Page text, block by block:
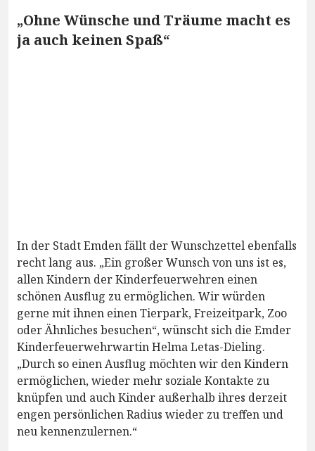
„Ohne Wünsche und Träume macht es
ja auch keinen Spaß“
In der Stadt Emden fällt der Wunschzettel ebenfalls
recht lang aus. „Ein großer Wunsch von uns ist es,
allen Kindern der Kinderfeuerwehren einen
schönen Ausflug zu ermöglichen. Wir würden
gerne mit ihnen einen Tierpark, Freizeitpark, Zoo
oder Ähnliches besuchen“, wünscht sich die Emder
Kinderfeuerwehrwartin Helma Letas-Dieling.
„Durch so einen Ausflug möchten wir den Kindern
ermöglichen, wieder mehr soziale Kontakte zu
knüpfen und auch Kinder außerhalb ihres derzeit
engen persönlichen Radius wieder zu treffen und
neu kennenzulernen.“